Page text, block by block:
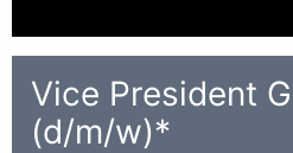
Vice President
(d/m/w)*